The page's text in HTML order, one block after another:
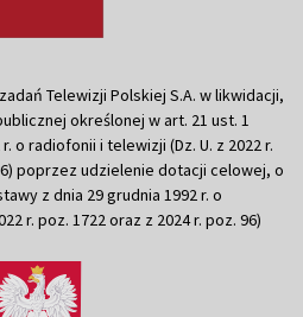
Telewizji Polskiej S.A. w likwidacji,
określonej w art. 21 ust. 1
o radiofonii i telewizji (Dz. U. z 2022 r.
poprzez udzielenie dotacji celowej, o
z dnia 29 grudnia 1992 r. o
r. poz. 1722 oraz z 2024 r. poz. 96)